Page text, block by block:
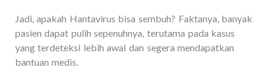
Jadi, apakah Hantavirus bisa sembuh? Faktanya, banyak
pasien dapat pulih sepenuhnya, terutama pada kasus
yang terdeteksi lebih awal dan segera mendapatkan
bantuan medis.